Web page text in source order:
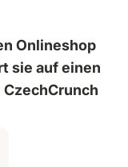
Onlineshop
sie auf einen